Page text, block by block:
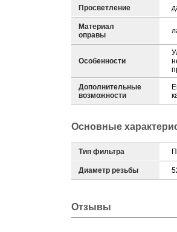
Просветление
Материал
оправы
Особенности
Дополнительные
возможности
Основные
Тип фильтра
Диаметр резьбы
Отзывы